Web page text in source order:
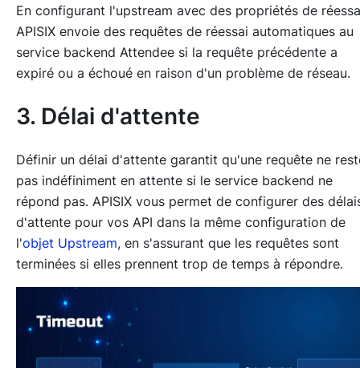
En configurant l'upstream avec des propriétés de
APISIX envoie des requêtes de réessai automatiques au
service backend Attendee si la requête précédente a
expiré ou a échoué en raison d'un problème de réseau.
3. Délai d'attente
Définir un délai d'attente garantit qu'une requête ne
pas indéfiniment en attente si le service backend ne
répond pas. APISIX vous permet de configurer des
d'attente pour vos API dans la même configuration de
l'objet Upstream, en s'assurant que les requêtes sont
terminées si elles prennent trop de temps à répondre.